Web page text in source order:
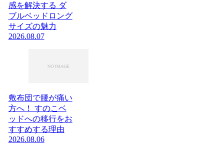
感を解決する ダ
ブルベッドロング
サイズの魅力
2026.08.07
敷布団で腰が痛い
方へ！ すのこベ
ッドへの移行をお
すすめする理由
2026.08.06